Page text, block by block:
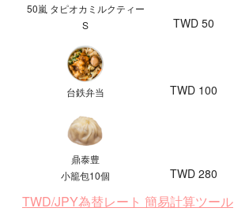
50嵐 タピオカミルクティー
S
TWD 50
台鉄弁当 TWD 100
鼎泰豊
小籠包10個
TWD 280
TWD/JPY為替レート 簡易計算ツール